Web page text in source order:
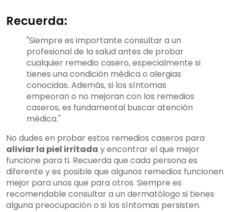
Recuerda:
"Siempre es importante consultar a un
profesional de la salud antes de probar
cualquier remedio casero, especialmente si
tienes una condición médica o alergias
conocidas. Además, si los síntomas
empeoran o no mejoran con los remedios
caseros, es fundamental buscar atención
médica."
No dudes en probar estos remedios caseros para
aliviar la piel irritada y encontrar el que mejor
funcione para ti. Recuerda que cada persona es
diferente y es posible que algunos remedios funcionen
mejor para unos que para otros. Siempre es
recomendable consultar a un dermatólogo si tienes
alguna preocupación o si los síntomas persisten.